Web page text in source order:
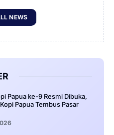
NEWS
Papua ke-9 Resmi Dibuka,
Papua Tembus Pasar